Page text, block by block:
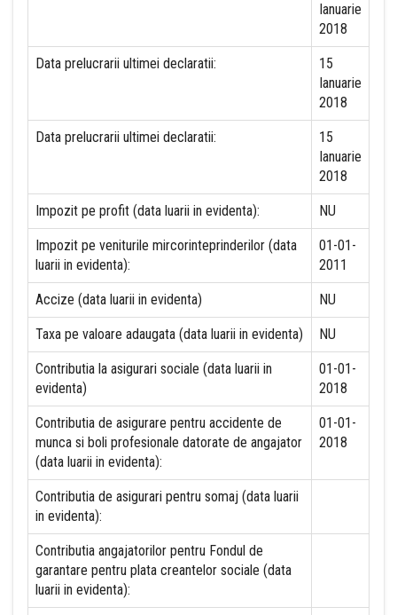
Ianuarie
2018
Data prelucrarii ultimei declaratii:
15
Ianuarie
2018
Data prelucrarii ultimei declaratii:
15
Ianuarie
2018
Impozit pe profit (data luarii in evidenta): NU
Impozit pe veniturile mircorinteprinderilor (data
luarii in evidenta):
01-01-
2011
Accize (data luarii in evidenta) NU
Taxa pe valoare adaugata (data luarii in evidenta) NU
Contributia la asigurari sociale (data luarii in
evidenta)
01-01-
2018
Contributia de asigurare pentru accidente de
munca si boli profesionale datorate de angajator
(data luarii in evidenta):
01-01-
2018
Contributia de asigurari pentru somaj (data luarii
in evidenta):
Contributia angajatorilor pentru Fondul de
garantare pentru plata creantelor sociale (data
luarii in evidenta):